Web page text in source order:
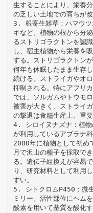
生することにより、栄養分
の乏しい土地での育ちが改
3. 根寄生雑草：ハマウツ
キなど。植物の根から分
るストリゴラクトンを認
し、宿主植物から栄養を
する。ストリゴラクトン
何年も休眠したまま生存し
続ける。ストライガやオ
抑制される。特にアフリカ
では、ソルガムやトウモ
被害が大きく、ストライガ
の撃退は食糧生産上、重
4. シロイヌナズナ：植物
が利用しているアブラナ科
2000年に植物として初め
月で沢山の種子を採取でき
る。遺伝子組換えが容易
り、研究材料として利用
すい。
5. シトクロムP450：微
ミリー。活性部位にヘムを
酸素を用いて基質を酸化